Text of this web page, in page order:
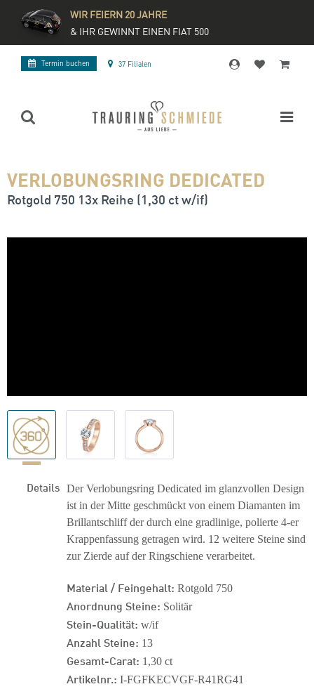
WIR FEIERN 20 JAHRE
& IHR GEWINNT EINEN FIAT 500
Termin buchen 37 Filialen
VERLOBUNGSRING DEDICATED
Rotgold 750 13x Reihe (1,30 ct w/if)
Details Der Verlobungsring Dedicated im glanzvollen Design
ist in der Mitte geschmückt von einem Diamanten im
Brillantschliff der durch eine gradlinige, polierte 4-er
Krappenfassung getragen wird. 12 weitere Steine sind
zur Zierde auf der Ringschiene verarbeitet.
Material / Feingehalt: Rotgold 750
Anordnung Steine: Solitär
Stein-Qualität: w/if
Anzahl Steine: 13
Gesamt-Carat: 1,30 ct
Artikelnr.: I-FGFKECVGF-R41RG41